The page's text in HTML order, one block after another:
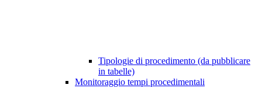
Tipologie di procedimento (da pubblicare
in tabelle)
Monitoraggio tempi procedimentali